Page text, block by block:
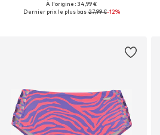
Tailles disponibles: XXS, XS, S, M, L, XL
À l'origine : 34,99 €
Dernier prix le plus bas :27,99 €-12%